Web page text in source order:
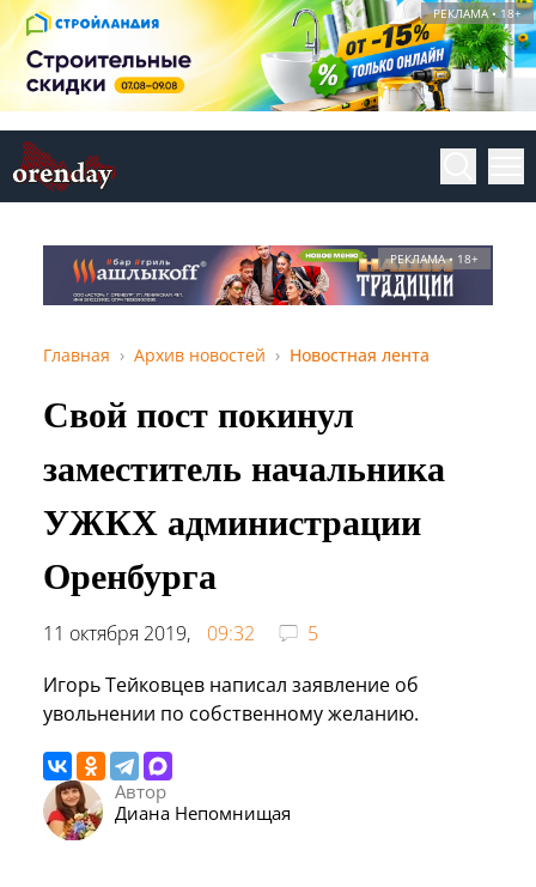
РЕКЛАМА • 18+
РЕКЛАМА • 18+
Главная Архив новостей Новостная лента
Свой пост покинул
заместитель начальника
УЖКХ администрации
Оренбурга
11 октября 2019, 09:32
5
Игорь Тейковцев написал заявление об
увольнении по собственному желанию.
Автор
Диана Непомнищая